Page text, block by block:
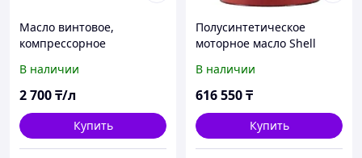
Масло винтовое,
компрессорное
В наличии
2 700₸/л
Купить
Полусинтетическое
моторное масло Shell
209 литров)
В наличии
616 550₸
Купить